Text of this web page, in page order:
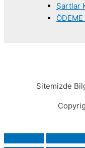
Şartlar
Sitemizde